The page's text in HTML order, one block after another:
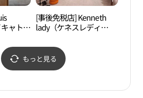
ャトル
(루이
데백화
[事後免税店] Kenneth
lady（ケネスレディ
（弥阿）店(케네스레이
디 롯데백화점 미아점)
もっと見る